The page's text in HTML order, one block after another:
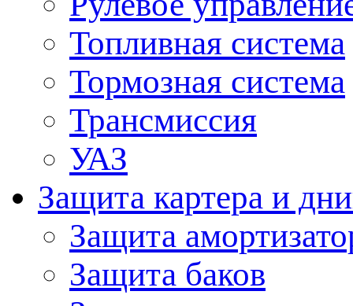
Топливная система
Тормозная система
Трансмиссия
УАЗ
Защита картера и
Защита
Защита баков